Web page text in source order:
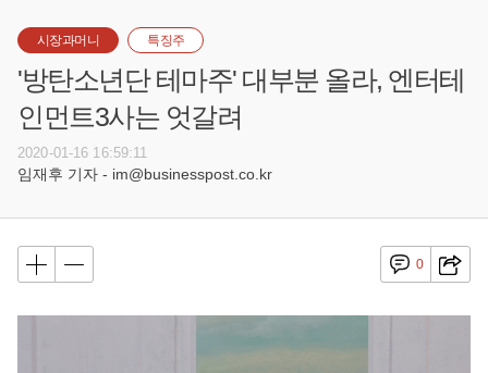
시장과머니 특징주
'방탄소년단 테마주' 대부분 올라, 엔터테
인먼트3사는 엇갈려
2020-01-16 16:59:11
임재후 기자 - im@businesspost.co.kr
0